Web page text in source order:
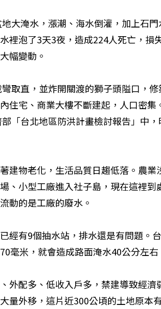
大淹水，漲潮、海水倒灌，加上石
裡泡了3天3夜，造成224人死亡，損
幅變動。
取直，並炸開關渡的獅子頭隘口，
住宅、商業大樓不斷建起，人口密集
「台北地區防洪計畫檢討報告」中
建物老化，生活品質日趨低落。農業
、小型工廠進入社子島，現在這裡到
動的是工廠的廢水。
經有9個抽水站，排水還是有問題。
毫米，就會造成路面淹水40公分左右
外配多、低收入戶多，禁建導致經濟
量外移，這片近300公頃的土地原本